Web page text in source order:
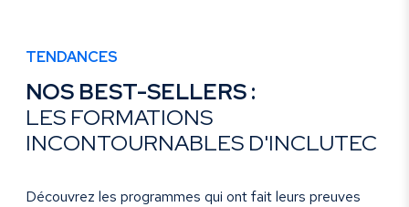
TENDANCES
NOS BEST-SELLERS :
LES FORMATIONS
INCONTOURNABLES D'INCLUTEC
Découvrez les programmes qui ont fait leurs preuves